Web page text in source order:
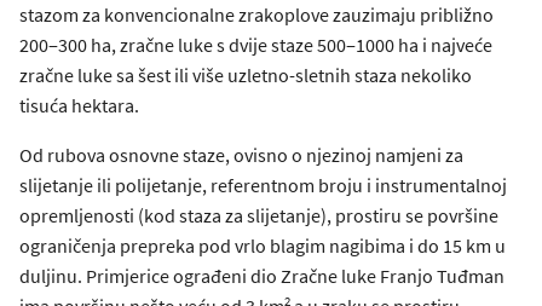
stazom za konvencionalne zrakoplove zauzimaju približno
200‒300 ha, zračne luke s dvije staze 500‒1000 ha i najveće
zračne luke sa šest ili više uzletno-sletnih staza nekoliko
tisuća hektara.
Od rubova osnovne staze, ovisno o njezinoj namjeni za
slijetanje ili polijetanje, referentnom broju i instrumentalnoj
opremljenosti (kod staza za slijetanje), prostiru se površine
ograničenja prepreka pod vrlo blagim nagibima i do 15 km u
duljinu. Primjerice ograđeni dio Zračne luke Franjo Tuđman
2